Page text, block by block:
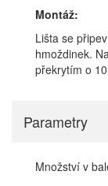
Montáž:
Lišta se
hmoždinek.
překrytím o
Parametry
Množství v